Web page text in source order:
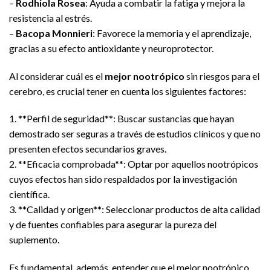
– Rodhiola Rosea: Ayuda a combatir la fatiga y mejora la
resistencia al estrés.
– Bacopa Monnieri: Favorece la memoria y el aprendizaje,
gracias a su efecto antioxidante y neuroprotector.
Al considerar cuál es el mejor nootrópico sin riesgos para el
cerebro, es crucial tener en cuenta los siguientes factores:
1. **Perfil de seguridad**: Buscar sustancias que hayan
demostrado ser seguras a través de estudios clínicos y que no
presenten efectos secundarios graves.
2. **Eficacia comprobada**: Optar por aquellos nootrópicos
cuyos efectos han sido respaldados por la investigación
científica.
3. **Calidad y origen**: Seleccionar productos de alta calidad
y de fuentes confiables para asegurar la pureza del
suplemento.
Es fundamental, además, entender que el mejor nootrópico